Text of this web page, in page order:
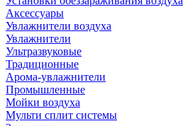
Аксессуары
Увлажнители воздуха
Увлажнители
Ультразвуковые
Традиционные
Арома-увлажнители
Промышленные
Мойки воздуха
Мульти сплит системы